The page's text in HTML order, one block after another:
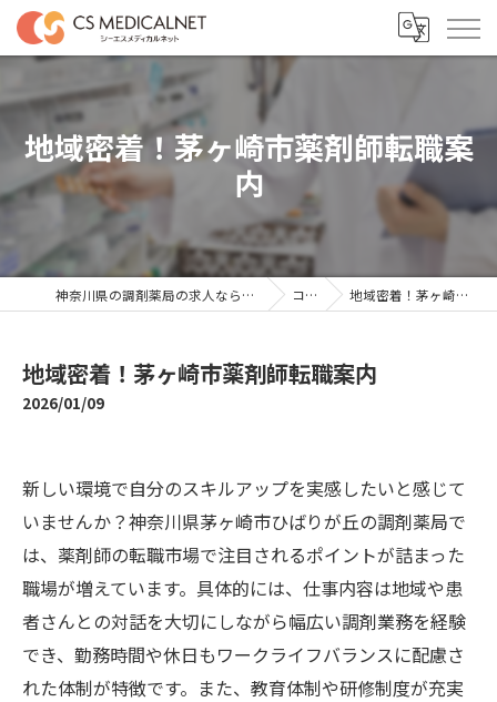
地域密着！茅ヶ崎市薬剤師転職案
内
神奈川県の調剤薬局の求人ならシーエスメディカルネット コラム 地域密着！茅ヶ崎市薬剤師転職案内
地域密着！茅ヶ崎市薬剤師転職案内
2026/01/09
新しい環境で自分のスキルアップを実感したいと感じて
いませんか？神奈川県茅ヶ崎市ひばりが丘の調剤薬局で
は、薬剤師の転職市場で注目されるポイントが詰まった
職場が増えています。具体的には、仕事内容は地域や患
者さんとの対話を大切にしながら幅広い調剤業務を経験
でき、勤務時間や休日もワークライフバランスに配慮さ
れた体制が特徴です。また、教育体制や研修制度が充実